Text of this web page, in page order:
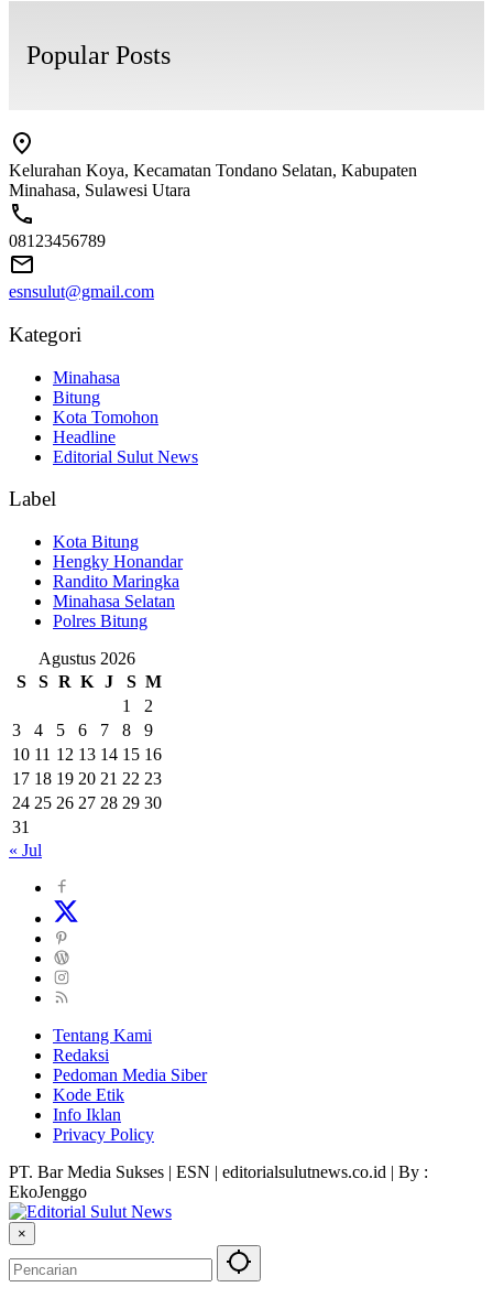
Popular Posts
Kelurahan Koya, Kecamatan Tondano Selatan, Kabupaten
Minahasa, Sulawesi Utara
08123456789
esnsulut@gmail.com
Kategori
Minahasa
Bitung
Kota Tomohon
Headline
Editorial Sulut News
Label
Kota Bitung
Hengky Honandar
Randito Maringka
Minahasa Selatan
Polres Bitung
Agustus 2026
S
S R K J S M
1
2
3
4 5 6 7 8
9
10 11 12 13 14 15 16
17 18 19 20 21 22 23
24 25 26 27 28 29 30
31
« Jul
Tentang Kami
Redaksi
Pedoman Media Siber
Kode Etik
Info Iklan
Privacy Policy
PT. Bar Media Sukses | ESN | editorialsulutnews.co.id | By :
EkoJenggo
×